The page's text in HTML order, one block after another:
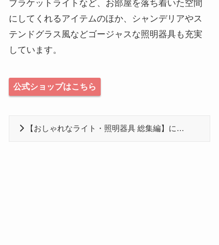
ブラケットライトなど、お部屋を落ち着いた空間
にしてくれるアイテムのほか、シャンデリアやス
テンドグラス風などゴージャスな照明器具も充実
しています。
公式ショップはこちら
【おしゃれなライト・照明器具 総集編】に戻る